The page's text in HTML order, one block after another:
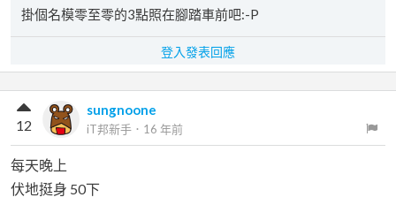
掛個名模零至零的3點照在腳踏車前吧:-P
登入發表回應
sungnoone
iT邦新手 ． 16 年前
12
每天晚上
伏地挺身 50下